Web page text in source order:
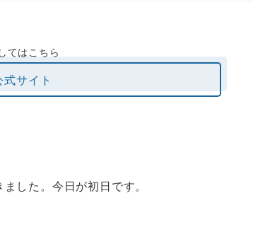
てはこちら
サイト
した。今日が初日です。